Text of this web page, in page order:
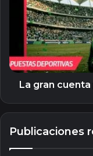
pendiente
fútbol
mexicano
La gran
Publicaciones